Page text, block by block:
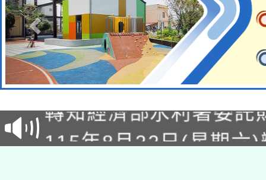
有關大陸委員會函釋公
薪期間赴陸應申請許可
業技術研究院辦理「
115年8月22日(星期六